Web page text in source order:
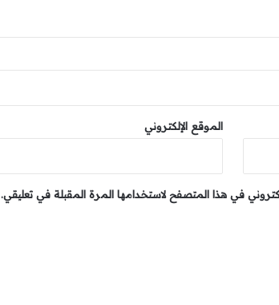
الموقع الإلكتروني
في هذا المتصفح لاستخدامها المرة المقبلة في تعليقي.